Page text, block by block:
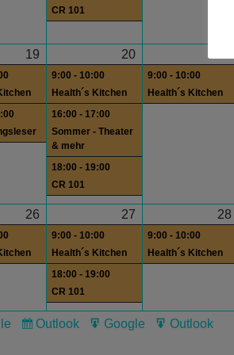
CR 101
19 20
9:00 - 10:00
Health´s Kitchen
16:00 - 17:00
Sommer - Theater
& mehr
18:00 - 19:00
CR 101
9:00 - 10:00
Health´s Kitchen
26 27
9:00 - 10:00
Health´s Kitchen
18:00 - 19:00
CR 101
28
9:00 - 10:00
Health´s Kitchen
Subscribe
Outlook
Export
Google
Export
Outlook